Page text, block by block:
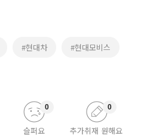
#현대차 #현대모비스
슬퍼요
0
추가취재 원해요
0